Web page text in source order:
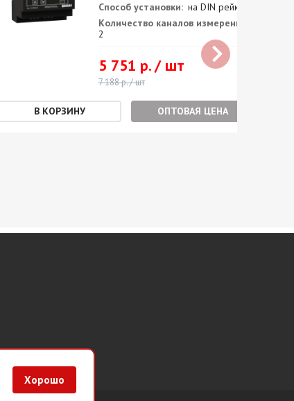
Способ установки: на DIN рейку
Количество каналов измерения:
2
5 751 р. / шт
7 188 р. / шт
ОПТОВАЯ ЦЕНА
Хорошо